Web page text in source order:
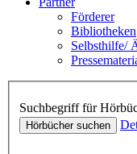
Förderer
Bibliotheken
Selbsthilfe/
Suchbegriff für
Hörbücher suchen